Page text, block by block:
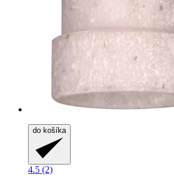
do košíka
4.5 (2)